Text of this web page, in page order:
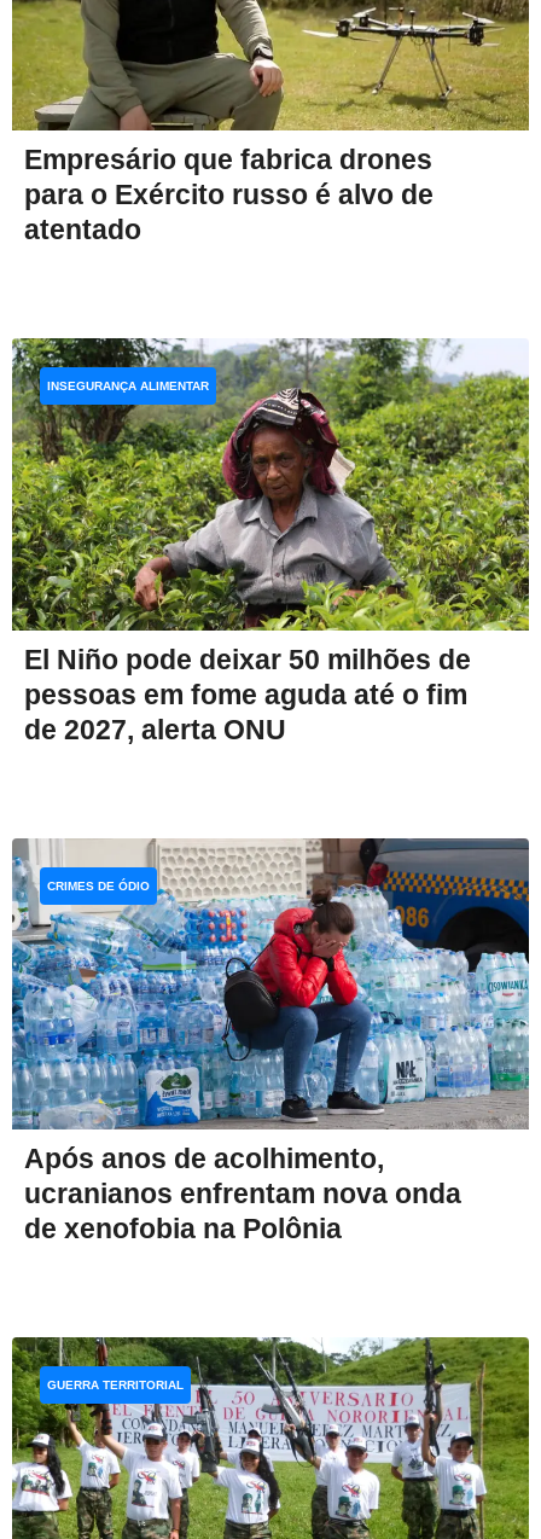
Empresário que fabrica drones
para o Exército russo é alvo de
atentado
El Niño pode deixar 50 milhões de
pessoas em fome aguda até o fim
de 2027, alerta ONU
INSEGURANÇA ALIMENTAR
Após anos de acolhimento,
ucranianos enfrentam nova onda
de xenofobia na Polônia
CRIMES DE ÓDIO
GUERRA TERRITORIAL